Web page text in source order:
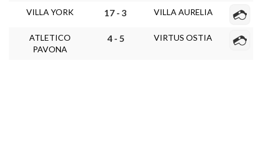
VILLA YORK 17 - 3 VILLA AURELIA
ATLETICO
PAVONA
4 - 5 VIRTUS OSTIA